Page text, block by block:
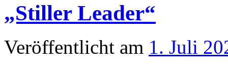
„Stiller Leader“
Veröffentlicht am 1. Juli